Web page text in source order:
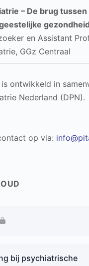
– De brug tussen
gezondheid
en Assistant
GGz Centraal
ontwikkeld in
Nederland (DPN).
op via:
bij psychiatrische